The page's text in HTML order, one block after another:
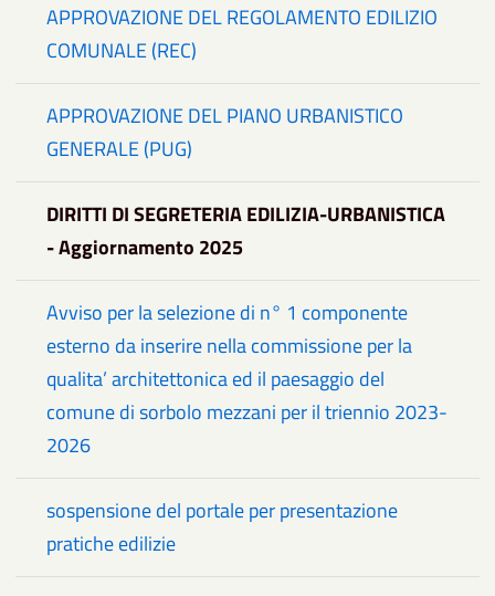
APPROVAZIONE DEL REGOLAMENTO EDILIZIO
COMUNALE (REC)
APPROVAZIONE DEL PIANO URBANISTICO
GENERALE (PUG)
DIRITTI DI SEGRETERIA EDILIZIA-URBANISTICA
- Aggiornamento 2025
Avviso per la selezione di n° 1 componente
esterno da inserire nella commissione per la
qualita’ architettonica ed il paesaggio del
comune di sorbolo mezzani per il triennio 2023-
2026
sospensione del portale per presentazione
pratiche edilizie